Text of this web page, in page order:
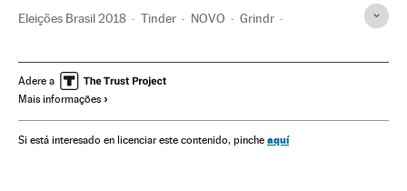
Eleições Brasil 2018 Tinder NOVO Grindr
Redes sociais Brasil Eleições
Grupos sociais
Sociedade Comunicações Eleições 2018
Adere a
Mais informações
Si está interesado en licenciar este contenido, pinche aquí